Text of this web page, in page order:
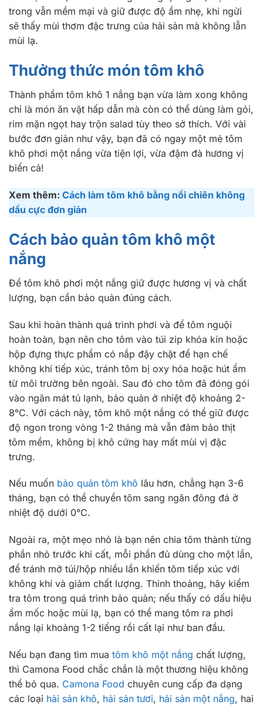
trong vẫn mềm mại và giữ được độ ẩm nhẹ, khi ngửi
sẽ thấy mùi thơm đặc trưng của hải sản mà không lẫn
mùi lạ.
Thưởng thức món tôm khô
Thành phẩm tôm khô 1 nắng bạn vừa làm xong không
chỉ là món ăn vặt hấp dẫn mà còn có thể dùng làm gỏi,
rim mặn ngọt hay trộn salad tùy theo sở thích. Với vài
bước đơn giản như vậy, bạn đã có ngay một mẻ tôm
khô phơi một nắng vừa tiện lợi, vừa đậm đà hương vị
biển cả!
Xem thêm: Cách làm tôm khô bằng nồi chiên không
dầu cực đơn giản
Cách bảo quản tôm khô một
nắng
Để tôm khô phơi một nắng giữ được hương vị và chất
lượng, bạn cần bảo quản đúng cách.
Sau khi hoàn thành quá trình phơi và để tôm nguội
hoàn toàn, bạn nên cho tôm vào túi zip khóa kín hoặc
hộp đựng thực phẩm có nắp đậy chặt để hạn chế
không khí tiếp xúc, tránh tôm bị oxy hóa hoặc hút ẩm
từ môi trường bên ngoài. Sau đó cho tôm đã đóng gói
vào ngăn mát tủ lạnh, bảo quản ở nhiệt độ khoảng 2-
8°C. Với cách này, tôm khô một nắng có thể giữ được
độ ngon trong vòng 1-2 tháng mà vẫn đảm bảo thịt
tôm mềm, không bị khô cứng hay mất mùi vị đặc
trưng.
Nếu muốn bảo quản tôm khô lâu hơn, chẳng hạn 3-6
tháng, bạn có thể chuyển tôm sang ngăn đông đá ở
nhiệt độ dưới 0°C.
Ngoài ra, một mẹo nhỏ là bạn nên chia tôm thành từng
phần nhỏ trước khi cất, mỗi phần đủ dùng cho một lần,
để tránh mở túi/hộp nhiều lần khiến tôm tiếp xúc với
không khí và giảm chất lượng. Thỉnh thoảng, hãy kiểm
tra tôm trong quá trình bảo quản; nếu thấy có dấu hiệu
ẩm mốc hoặc mùi lạ, bạn có thể mang tôm ra phơi
nắng lại khoảng 1-2 tiếng rồi cất lại như ban đầu.
Nếu bạn đang tìm mua tôm khô một nắng chất lượng,
thì Camona Food chắc chắn là một thương hiệu không
thể bỏ qua. Camona Food chuyên cung cấp đa dạng
các loại hải sản khô, hải sản tươi, hải sản một nắng, hai